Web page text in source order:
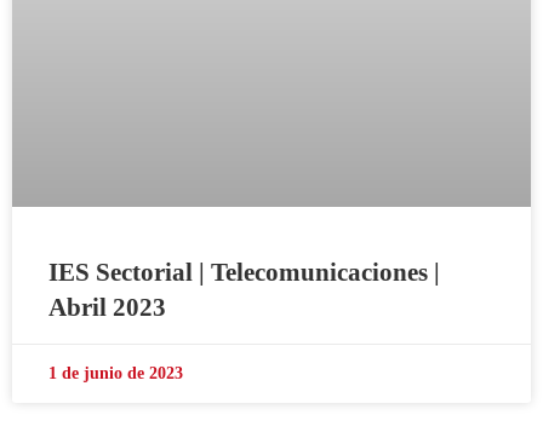
IES Sectorial | Telecomunicaciones |
Abril 2023
1 de junio de 2023